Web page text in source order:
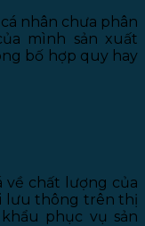
nhân chưa phân
mình sản xuất
bố hợp quy hay
về chất lượng của
lưu thông trên thị
phục vụ sản